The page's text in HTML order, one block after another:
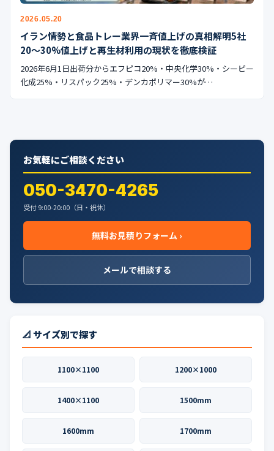
2026.05.20
イラン情勢と食品トレー業界一斉値上げの真相解明5社
20〜30%値上げと再生材利用の現状を徹底検証
2026年6月1日出荷分からエフピコ20%・中央化学30%・シーピー
化成25%・リスパック25%・デンカポリマー30%が…
お気軽にご相談ください
050-3470-4265
受付 9:00-20:00（日・祝休）
無料お見積りフォーム ›
メールで相談する
📐 サイズ別で探す
1100×1100 1200×1000
1400×1100 1500mm
1600mm 1700mm